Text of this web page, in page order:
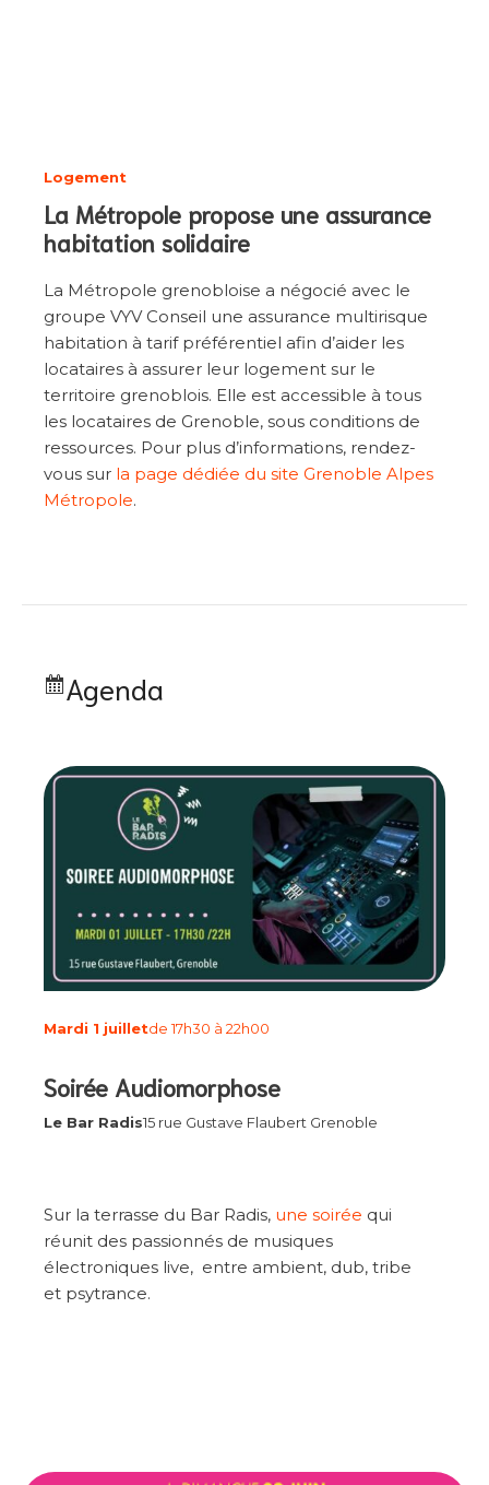
Logement
La Métropole propose une assurance
habitation solidaire
La Métropole grenobloise a négocié avec le
groupe VYV Conseil une assurance multirisque
habitation à tarif préférentiel afin d’aider les
locataires à assurer leur logement sur le
territoire grenoblois. Elle est accessible à tous
les locataires de Grenoble, sous conditions de
ressources. Pour plus d’informations, rendez-
vous sur la page dédiée du site Grenoble Alpes
Métropole.
Agenda
Mardi 1 juilletde 17h30 à 22h00
Soirée Audiomorphose
Le Bar Radis15 rue Gustave Flaubert Grenoble
Sur la terrasse du Bar Radis, une soirée qui
réunit des passionnés de musiques
électroniques live, entre ambient, dub, tribe
et psytrance.